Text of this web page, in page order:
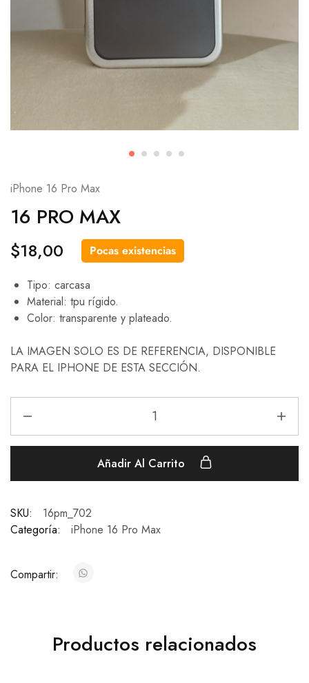
iPhone 16 Pro Max
16 PRO MAX
$18,00 Pocas existencias
Tipo: carcasa
Material: tpu rígido.
Color: transparente y plateado.
LA IMAGEN SOLO ES DE REFERENCIA, DISPONIBLE
PARA EL IPHONE DE ESTA SECCIÓN.
Añadir Al Carrito
SKU:
16pm_702
Categoría:
iPhone 16 Pro Max
Compartir:
Productos relacionados